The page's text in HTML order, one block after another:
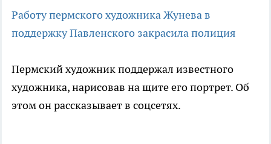
Работу пермского художника Жунева в
поддержку Павленского закрасила полиция
Пермский художник поддержал известного
художника, нарисовав на щите его портрет. Об
этом он рассказывает в соцсетях.